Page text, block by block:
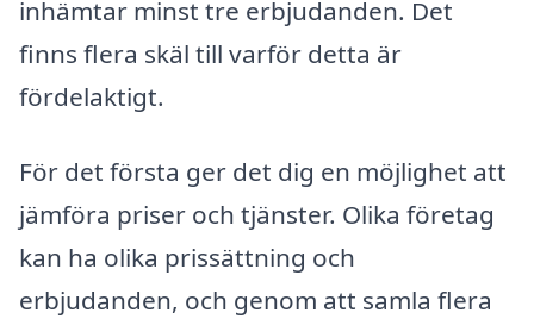
inhämtar minst tre erbjudanden. Det
finns flera skäl till varför detta är
fördelaktigt.
För det första ger det dig en möjlighet att
jämföra priser och tjänster. Olika företag
kan ha olika prissättning och
erbjudanden, och genom att samla flera